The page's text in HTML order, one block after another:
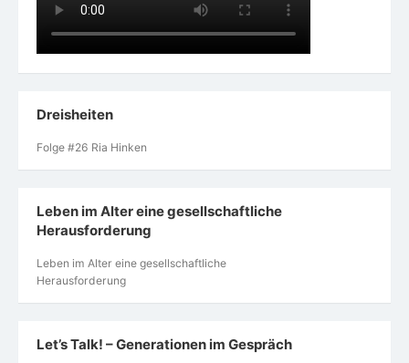
Dreisheiten
Folge #26 Ria Hinken
Leben im Alter eine gesellschaftliche
Herausforderung
Leben im Alter eine gesellschaftliche
Herausforderung
Let’s Talk! – Generationen im Gespräch